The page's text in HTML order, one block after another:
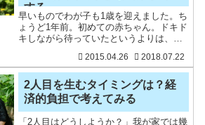
する。
早いものでわが子も1歳を迎えました。ち
ょうど1年前。初めての赤ちゃん。ドキド
キしながら待っていたというよりは、突
もう1年。年度が変わった４月に入ってか
らというもの育児時間は激減しており、
家族にも負担が行っ
2015.04.26 2018.07.22
2人目を生むタイミングは？経
済的負担で考えてみる
「2人目はどうしようか？」我が家では幾